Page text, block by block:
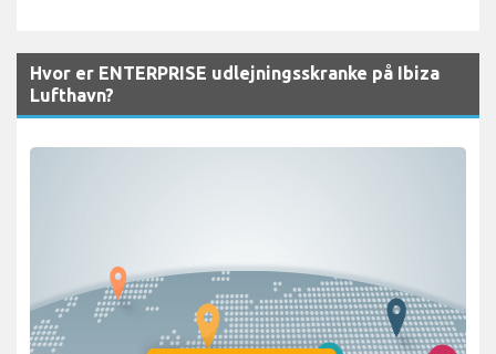
Hvor er ENTERPRISE udlejningsskranke på Ibiza
Lufthavn?